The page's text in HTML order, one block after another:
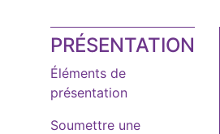
PRÉSENTATION
Éléments de
présentation
Soumettre une